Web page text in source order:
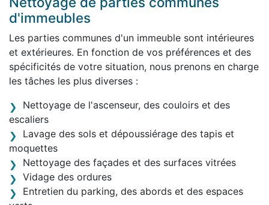
d'immeubles
Les parties communes d'un immeuble sont intérieures
et extérieures. En fonction de vos préférences et des
spécificités de votre situation, nous prenons en charge
les tâches les plus diverses :
Nettoyage de l'ascenseur, des couloirs et des
escaliers
Lavage des sols et dépoussiérage des tapis et
moquettes
Nettoyage des façades et des surfaces vitrées
Vidage des ordures
Entretien du parking, des abords et des espaces